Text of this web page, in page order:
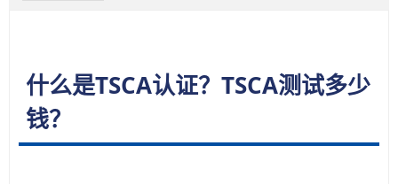
什么是TSCA认证？TSCA测试多少
钱？